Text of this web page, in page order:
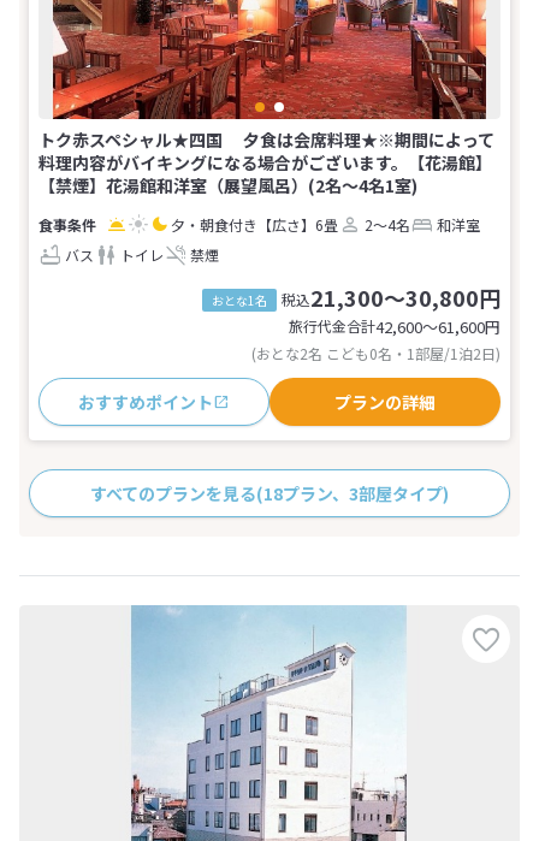
トク赤スペシャル★四国 夕食は会席料理★※期間によって
料理内容がバイキングになる場合がございます。【花湯館】
【禁煙】花湯館和洋室（展望風呂）(2名～4名1室)
夕・朝食付き 【広さ】6畳 2～4名
和洋室
バス
トイレ 禁煙
おとな1名 税込21,300～30,800円
旅行代金合計42,600〜61,600円
(おとな2名 こども0名・1部屋/1泊2日)
おすすめポイント プランの詳細
すべてのプランを見る(18プラン、3部屋タイプ)